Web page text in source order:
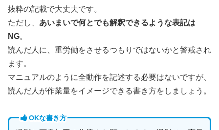
抜粋の記載で大丈夫です。
ただし、 あいまいで何とでも解釈できるような表記は
NG。
読んだ人に、重労働をさせるつもりではないかと警戒され
ます。
マニュアルのように全動作を記述する必要はないですが、
読んだ人が作業量をイメージできる書き方をしましょう。
OKな書き方